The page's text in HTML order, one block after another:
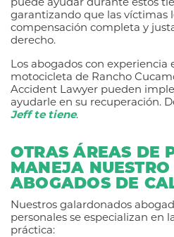
garantizando que las víctimas
compensación completa y
derecho.
Los abogados con experiencia
motocicleta de Rancho
Accident Lawyer pueden
ayudarle en su recuperación.
Jeff te tiene.
OTRAS ÁREAS DE
MANEJA
ABOGADOS DE
Nuestros galardonados
personales se especializan en
práctica: